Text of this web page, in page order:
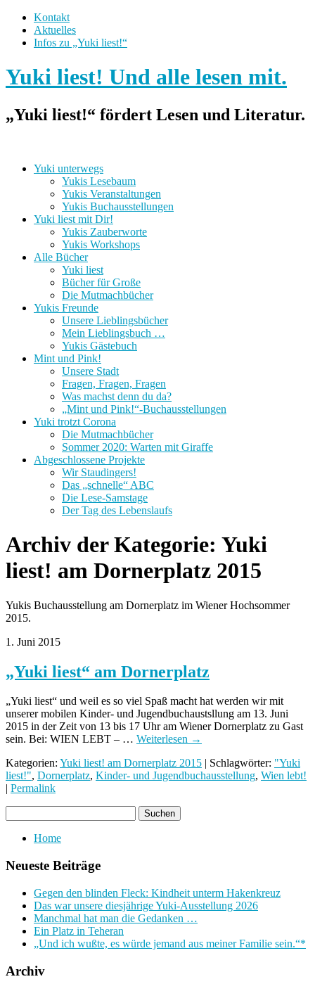
Kontakt
Aktuelles
Infos zu „Yuki liest!“
Yuki liest! Und alle lesen mit.
„Yuki liest!“ fördert Lesen und Literatur.
Yuki unterwegs
Yukis Lesebaum
Yukis Veranstaltungen
Yukis Buchausstellungen
Yuki liest mit Dir!
Yukis Zauberworte
Yukis Workshops
Alle Bücher
Yuki liest
Bücher für Große
Die Mutmachbücher
Yukis Freunde
Unsere Lieblingsbücher
Mein Lieblingsbuch …
Yukis Gästebuch
Mint und Pink!
Unsere Stadt
Fragen, Fragen, Fragen
Was machst denn du da?
„Mint und Pink!“-Buchausstellungen
Yuki trotzt Corona
Die Mutmachbücher
Sommer 2020: Warten mit Giraffe
Abgeschlossene Projekte
Wir Staudingers!
Das „schnelle“ ABC
Die Lese-Samstage
Der Tag des Lebenslaufs
Archiv der Kategorie: Yuki
liest! am Dornerplatz 2015
Yukis Buchausstellung am Dornerplatz im Wiener Hochsommer
2015.
1. Juni 2015
„Yuki liest“ am Dornerplatz
„Yuki liest“ und weil es so viel Spaß macht hat werden wir mit
unserer mobilen Kinder- und Jugendbuchaustsllung am 13. Juni
2015 in der Zeit von 13 bis 17 Uhr am Wiener Dornerplatz zu Gast
sein. Bei: WIEN LEBT – … Weiterlesen →
Kategorien: Yuki liest! am Dornerplatz 2015 | Schlagwörter: "Yuki
liest!", Dornerplatz, Kinder- und Jugendbuchausstellung, Wien lebt!
Permalink
Home
Neueste Beiträge
Gegen den blinden Fleck: Kindheit unterm Hakenkreuz
Das war unsere diesjährige Yuki-Ausstellung 2026
Manchmal hat man die Gedanken …
Ein Platz in Teheran
„Und ich wußte, es würde jemand aus meiner Familie sein.“*
Archiv